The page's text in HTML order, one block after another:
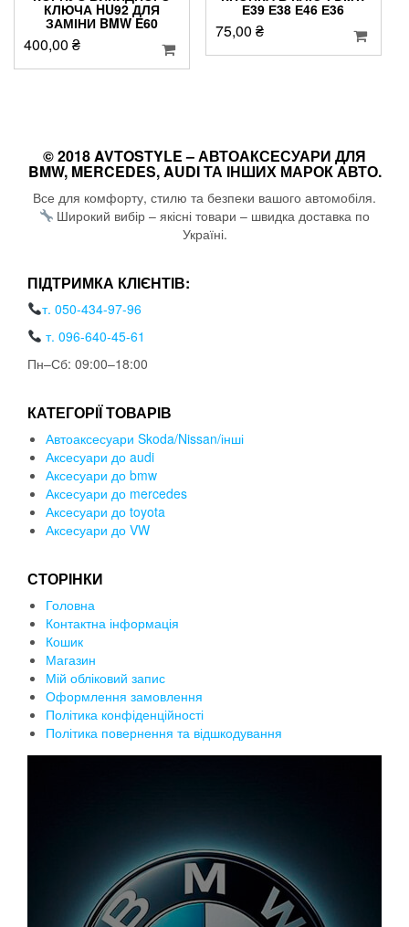
КЛЮЧА HU92 ДЛЯ
ЗАМІНИ BMW E60
400,00 ₴
Е39 Е38 Е46 Е36
75,00 ₴
© 2018 AVTOSTYLE – АВТОАКСЕСУАРИ ДЛЯ
BMW, MERCEDES, AUDI ТА ІНШИХ МАРОК АВТО.
Все для комфорту, стилю та безпеки вашого автомобіля.
Широкий вибір – якісні товари – швидка доставка по
Україні.
ПІДТРИМКА КЛІЄНТІВ:
т. 050-434-97-96
т. 096-640-45-61
Пн–Сб: 09:00–18:00
КАТЕГОРІЇ ТОВАРІВ
Автоаксесуари Skoda/Nissan/інші
Аксесуари до audi
Аксесуари до bmw
Аксесуари до mercedes
Аксесуари до toyota
Аксесуари до VW
СТОРІНКИ
Головна
Контактна інформація
Кошик
Магазин
Мій обліковий запис
Оформлення замовлення
Політика конфіденційності
Політика повернення та відшкодування